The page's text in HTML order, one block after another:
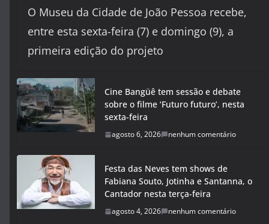
O Museu da Cidade de João Pessoa recebe,
entre esta sexta-feira (7) e domingo (9), a
primeira edição do projeto
Cine Bangüê tem sessão e debate
sobre o filme ‘Futuro futuro’, nesta
sexta-feira
agosto 6, 2026 nenhum comentário
Festa das Neves tem shows de
Fabiana Souto, Jotinha e Santanna, o
Cantador nesta terça-feira
agosto 4, 2026 nenhum comentário